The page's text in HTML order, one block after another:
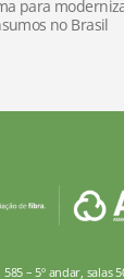
para
no Brasil
– 5º andar, salas